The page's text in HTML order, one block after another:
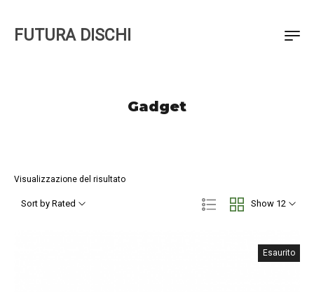
FUTURA DISCHI
Gadget
Visualizzazione del risultato
Show 12
Sort by Rated
Esaurito